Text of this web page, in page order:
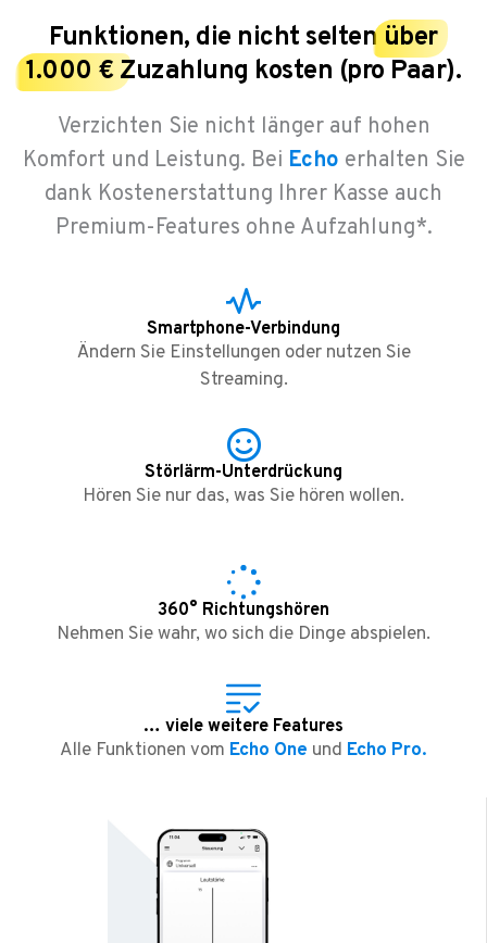
Funktionen, die nicht selten über
1.000 € Zuzahlung kosten (pro Paar).
Verzichten Sie nicht länger auf hohen
Komfort und Leistung. Bei Echo erhalten Sie
dank Kostenerstattung Ihrer Kasse auch
Premium-Features ohne Aufzahlung*.
Smartphone-Verbindung
Ändern Sie Einstellungen oder nutzen Sie
Streaming.
Störlärm-Unterdrückung
Hören Sie nur das, was Sie hören wollen.
360° Richtungshören
Nehmen Sie wahr, wo sich die Dinge abspielen.
… viele weitere Features
Alle Funktionen vom Echo One und Echo Pro.